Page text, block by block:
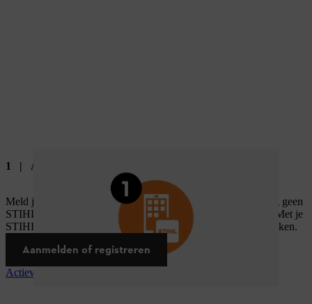
1 | Aanmelden of inloggen bij MY STIHL
Meld je aan bij MY STIHLmet je STIHL account. Als je nog geen
STIHL account hebt, kan je die in enkele stappen aanmaken. Met je
STIHL account kan je alle digitale diensten van STIHL gebruiken.
Aanmelden of registreren
Actievoorwaarden raadplegen